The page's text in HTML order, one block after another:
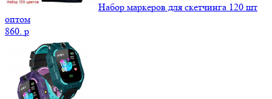
Набор маркеров для скетчинга 120 шт
оптом
860. p